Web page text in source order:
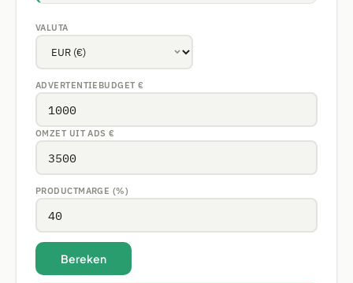
VALUTA
ADVERTENTIEBUDGET €
OMZET UIT ADS€
PRODUCTMARGE (%)
Bereken